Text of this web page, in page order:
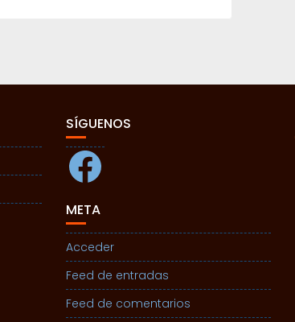
SÍGUENOS
Facebook
META
Acceder
Feed de entradas
Feed de comentarios